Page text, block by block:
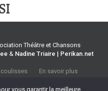
Théâtre et Chansons
& Nadine Triaire | Perikan.net
coulisses
En savoir plus
vous garantir la meilleure